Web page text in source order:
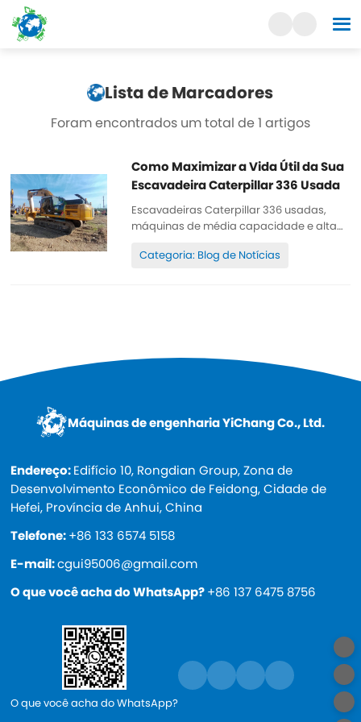
Lista de Marcadores
Foram encontrados um total de 1 artigos
Como Maximizar a Vida Útil da Sua
Escavadeira Caterpillar 336 Usada
Escavadeiras Caterpillar 336 usadas,
máquinas de média capacidade e alta
construção civil, mineração e outros
Categoria: Blog de Notícias
Máquinas de engenharia YiChang Co., Ltd.
Endereço:Edifício 10, Rongdian Group, Zona de
Desenvolvimento Econômico de Feidong, Cidade de
Hefei, Província de Anhui, China
Telefone:+86 133 6574 5158
E-mail:cgui95006@gmail.com
O que você acha do WhatsApp?+86 137 6475 8756
O que você acha do WhatsApp?